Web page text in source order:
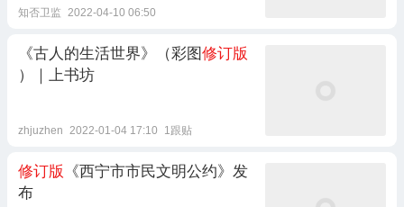
知否卫监 2022-04-10 06:50
《古人的生活世界》（彩图 修订版
）｜上书坊
zhjuzhen 2022-01-04 17:10 1跟贴
修订版 《西宁市市民文明公约》发
布